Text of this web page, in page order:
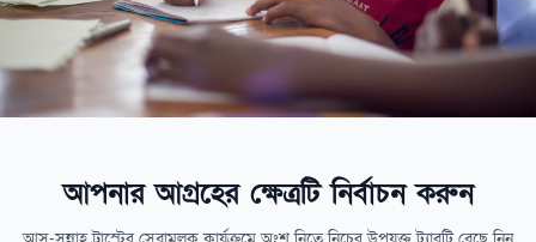
প্রকাশনা
প্রশ্নোত্তর
আপনার আগ্রহের ক্ষেত্রটি নির্বাচন করুন